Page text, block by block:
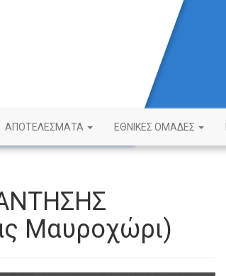
ΑΠΟΤΕΛΕΣΜΑΤΑ ΕΘΝΙΚΕΣ ΟΜΑΔΕΣ
Μαυροχώρι)